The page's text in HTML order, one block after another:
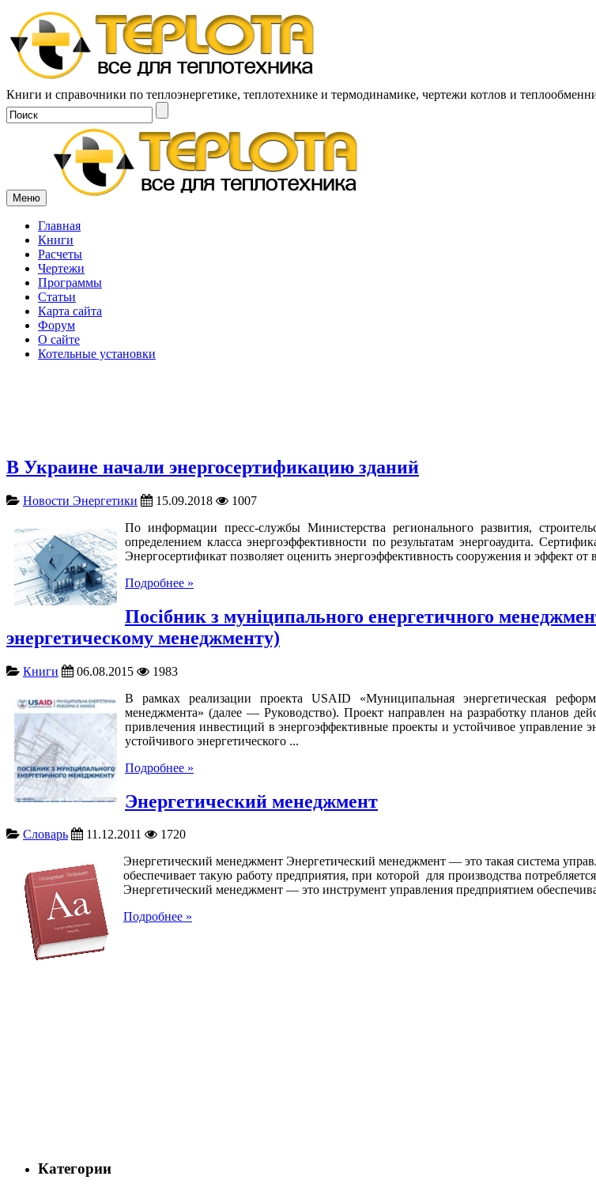
Книги и справочники по теплоэнергетике, теплотехнике и термодинамике, чертежи котлов и
Меню
Главная
Книги
Расчеты
Чертежи
Программы
Статьи
Карта сайта
Форум
О сайте
Котельные установки
В Украине начали энергосертификацию зданий
Новости Энергетики 15.09.2018
1007
По информации пресс-службы Министерства регионального развития,
определением класса энергоэффективности по результатам энергоаудита.
Энергосертификат позволяет оценить энергоэффективность сооружения и эффект
Подробнее »
Посібник з муніципального енергетичного
энергетическому менеджменту)
Книги 06.08.2015
1983
В рамках реализации проекта USAID «Муниципальная энергетическая
менеджмента» (далее — Руководство). Проект направлен на разработку планов
привлечения инвестиций в энергоэффективные проекты и устойчивое
устойчивого энергетического ...
Подробнее »
Энергетический менеджмент
Словарь 11.12.2011
1720
Энергетический менеджмент Энергетический менеджмент — это такая система
обеспечивает такую работу предприятия, при которой для производства
Энергетический менеджмент — это инструмент управления предприятием
Подробнее »
Категории